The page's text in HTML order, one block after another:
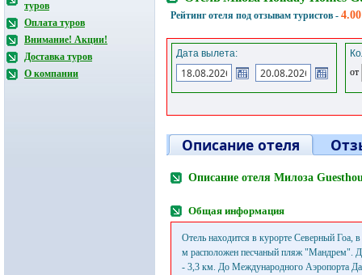
туров
Оплата туров
Внимание! Акции!
Доставка туров
О компании
Рейтинг отеля под отзывам туристов -
Дата вылета:
от
Описание отеля
Описание отеля Милоза
Общая информация
Отель находится в курорте Северный Гоа,
м расположен песчаный пляж "Мандрем".
- 3,3 км. До Международного Аэропорта